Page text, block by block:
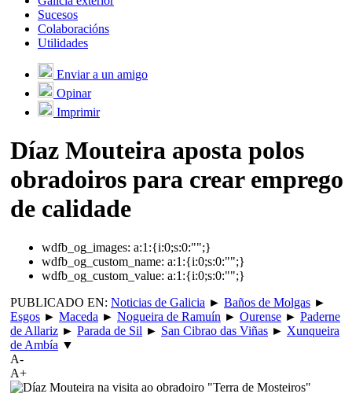
Sucesos
Colaboracións
Utilidades
Enviar a un amigo
Opinar
Imprimir
Díaz Mouteira aposta polos
obradoiros para crear emprego
de calidade
wdfb_og_images: a:1:{i:0;s:0:"";}
wdfb_og_custom_name: a:1:{i:0;s:0:"";}
wdfb_og_custom_value: a:1:{i:0;s:0:"";}
PUBLICADO EN: Noticias de Galicia ► Baños de Molgas ►
Esgos ► Maceda ► Nogueira de Ramuín ► Ourense ► Paderne
de Allariz ► Parada de Sil ► San Cibrao das Viñas ► Xunqueira
de Ambía ▼
A-
A+